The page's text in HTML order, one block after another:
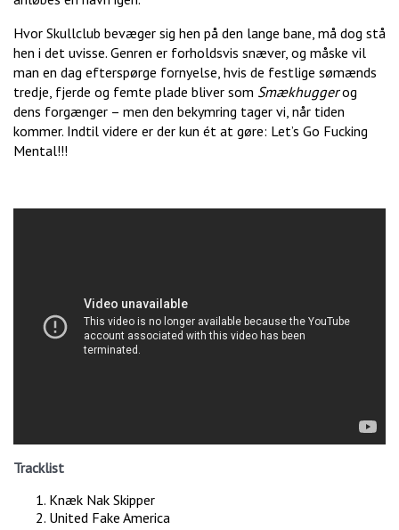
Hvor Skullclub bevæger sig hen på den lange bane, må dog stå
hen i det uvisse. Genren er forholdsvis snæver, og måske vil
man en dag efterspørge fornyelse, hvis de festlige sømænds
tredje, fjerde og femte plade bliver som Smækhuggerog
dens forgænger – men den bekymring tager vi, når tiden
kommer. Indtil videre er der kun ét at gøre: Let’s Go Fucking
Mental!!!
Tracklist
Knæk Nak Skipper
United Fake America